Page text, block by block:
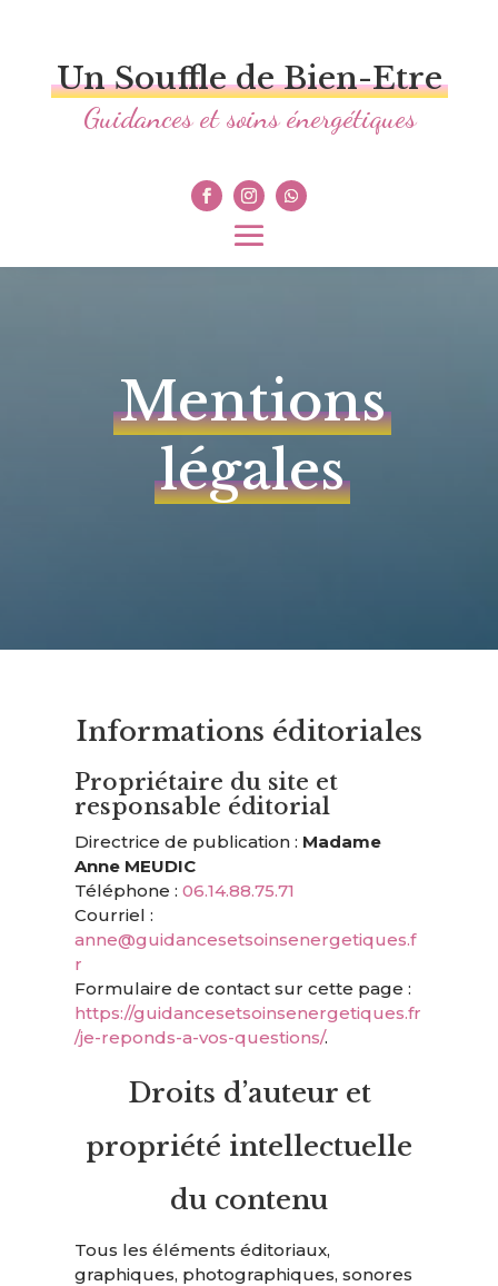
Un Souffle de Bien-Etre
Guidances et soins énergétiques
Mentions
légales
Informations éditoriales
Propriétaire du site et
responsable éditorial
Directrice de publication : Madame
Anne MEUDIC
Téléphone :06.14.88.75.71
Courriel :
anne@guidancesetsoinsenergetiques.f
r
Formulaire de contact sur cette page :
https://guidancesetsoinsenergetiques.fr
/je-reponds-a-vos-questions/.
Droits d’auteur et
propriété intellectuelle
du contenu
Tous les éléments éditoriaux,
graphiques, photographiques, sonores